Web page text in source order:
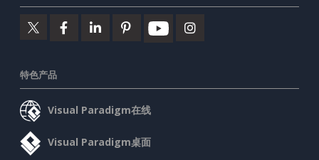
特色产品
Visual Paradigm在线
Visual Paradigm桌面